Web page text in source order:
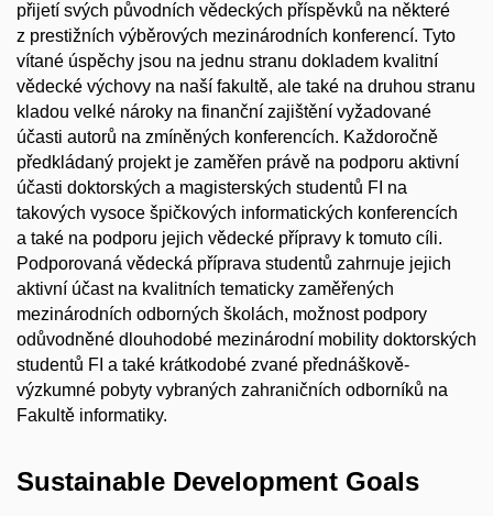
přijetí svých původních vědeckých příspěvků na některé
z prestižních výběrových mezinárodních konferencí. Tyto
vítané úspěchy jsou na jednu stranu dokladem kvalitní
vědecké výchovy na naší fakultě, ale také na druhou stranu
kladou velké nároky na finanční zajištění vyžadované
účasti autorů na zmíněných konferencích. Každoročně
předkládaný projekt je zaměřen právě na podporu aktivní
účasti doktorských a magisterských studentů FI na
takových vysoce špičkových informatických konferencích
a také na podporu jejich vědecké přípravy k tomuto cíli.
Podporovaná vědecká příprava studentů zahrnuje jejich
aktivní účast na kvalitních tematicky zaměřených
mezinárodních odborných školách, možnost podpory
odůvodněné dlouhodobé mezinárodní mobility doktorských
studentů FI a také krátkodobé zvané přednáškově-
výzkumné pobyty vybraných zahraničních odborníků na
Fakultě informatiky.
Sustainable Development Goals